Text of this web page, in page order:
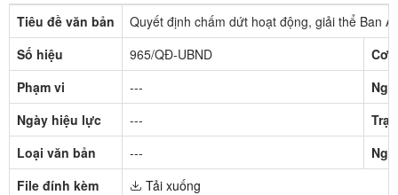
Tiêu đề văn bản
Quyết định chấm dứt hoạt động, giải thể Ban
Số hiệu
965/QĐ-UBND
Cơ
Phạm vi
---
Ngày hiệu lực
---
Loại văn bản
---
File đính kèm
Tải xuống